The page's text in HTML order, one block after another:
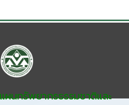
ผนทรัพยากรธรรมชาติและ